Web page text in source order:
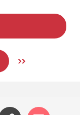
コメン